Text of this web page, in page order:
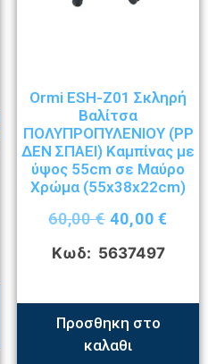
Ormi ESH-Z01 Σκληρή
Βαλίτσα
ΠΟΛΥΠΡΟΠΥΛΕΝΙΟΥ (ΡΡ
ΔΕΝ ΣΠΑΕΙ) Καμπίνας με
ύψος 55cm σε Μαύρο
Χρώμα (55x38x22cm)
60,00€ 40,00€
Κωδ: 5637497
Προσθηκη στο
καλαθι